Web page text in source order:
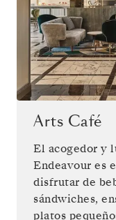
Arts Café
El acogedor y
Endeavour es
disfrutar de
sándwiches,
platos